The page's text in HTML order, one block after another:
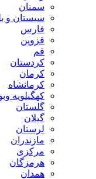
سمنان
سیستان و
فارس
قزوین
قم
کردستان
کرمان
کرمانشاه
کهگیلویه
گلستان
گیلان
لرستان
مازندران
مرکزی
هرمزگان
همدان